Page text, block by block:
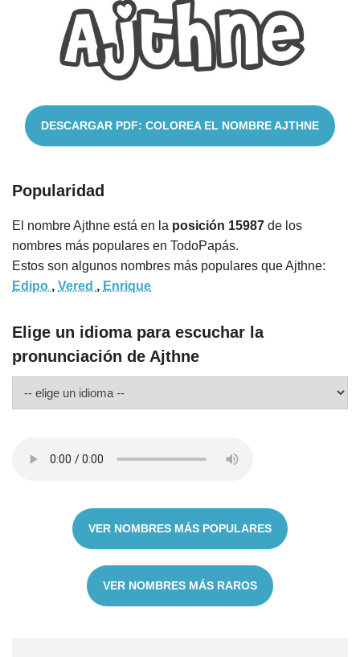
DESCARGAR PDF: COLOREA EL NOMBRE AJTHNE
Popularidad
El nombre Ajthne está en la posición 15987 de los
nombres más populares en TodoPapás.
Estos son algunos nombres más populares que Ajthne:
Edipo , Vered , Enrique
Elige un idioma para escuchar la
pronunciación de Ajthne
VER NOMBRES MÁS POPULARES
VER NOMBRES MÁS RAROS